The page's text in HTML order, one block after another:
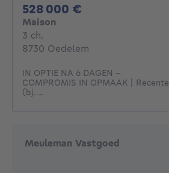
528 000 €
Maison
3 ch.
8730 Oedelem
IN OPTIE NA 6 DAGEN -
COMPROMIS IN OPMAAK | Recente
(bj. ...
Meuleman Vastgoed